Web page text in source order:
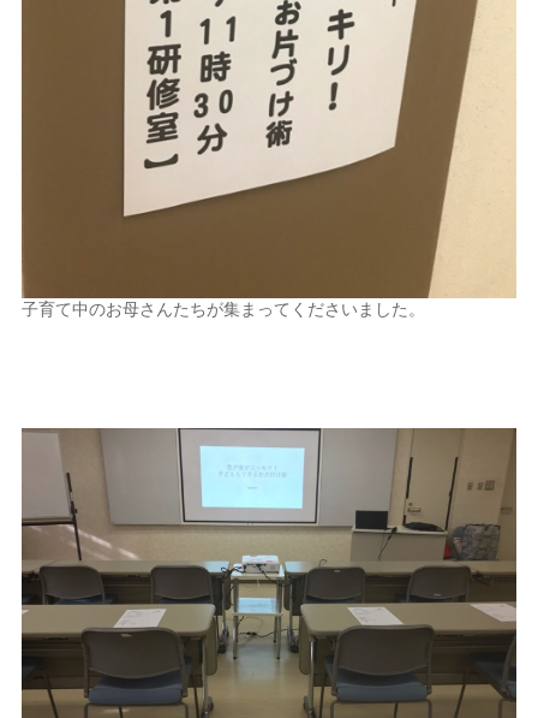
子育て中のお母さんたちが集まってくださいました。